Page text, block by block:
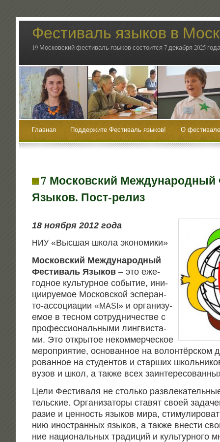
Фестиваль языков в
19 Московский фестиваль языков состоится 7 декабря 2025
Главная Поддержите Фестиваль языков! О
7 Московский Международный
Языков. Пост-релиз
18 нояб­ря 2012 года
НИУ«Выс­шая шко­ла экономики»
Мос­ков­ский Меж­ду­народный
Фести­валь Язы­ков– это еже­
год­ное куль­тур­ное собы­тие, ини­
ци­и­ру­е­мое Мос­ков­ской эспе­ран­
то-ассо­ци­а­ции «MASI » и орга­ни­зу­
е­мое в тес­ном сотруд­ни­че­стве с
про­фес­си­о­наль­ны­ми линг­ви­ста­
ми. Это откры­тое неком­мер­че­ское
меро­при­я­тие, осно­ван­ное на
ро­ван­ное на сту­ден­тов и стар­ших
вузов и школ, а так­же всех
Цели Фести­ва­ля не столь­ко
тель­ские. Орга­ни­за­то­ры ста­вят сво­ей
ра­зие и цен­ность язы­ков мира,
нию ино­стран­ных язы­ков, а так­же вне­сти
ние наци­о­наль­ных тра­ди­ций и куль­тур­но­го